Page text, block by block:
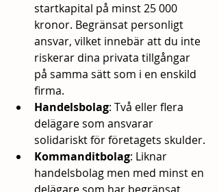
startkapital på minst 25 000
kronor. Begränsat personligt
ansvar, vilket innebär att du inte
riskerar dina privata tillgångar
på samma sätt som i en enskild
firma.
Handelsbolag: Två eller flera
delägare som ansvarar
solidariskt för företagets skulder.
Kommanditbolag: Liknar
handelsbolag men med minst en